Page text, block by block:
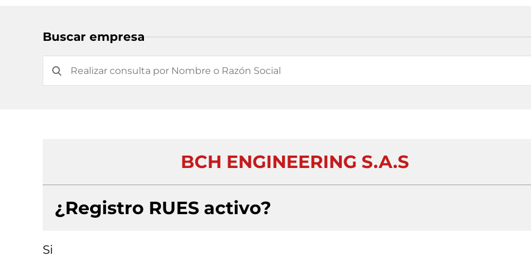
Buscar empresa
BCH ENGINEERING S.A.S
¿Registro RUES activo?
Si